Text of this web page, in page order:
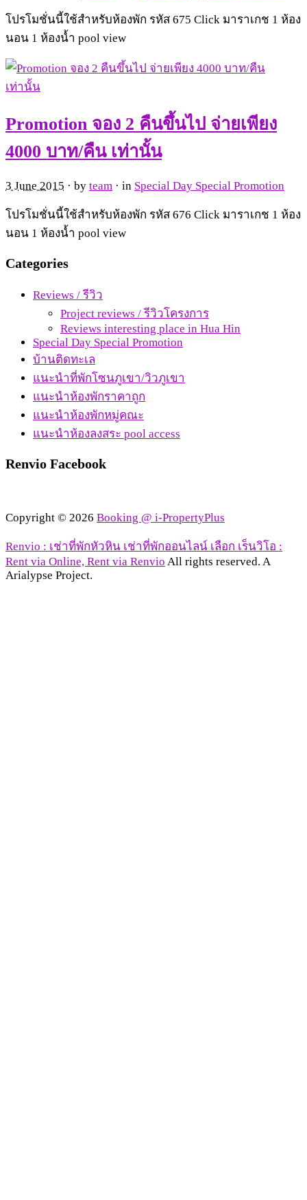
โปรโมชั่นนี้ใช้สำหรับห้องพัก รหัส 675 Click มาราเกช 1 ห้อง
นอน 1 ห้องน้ำ pool view
Promotion จอง 2 คืนขึ้นไป จ่ายเพียง
4000 บาท/คืน เท่านั้น
3 June 2015 · by team · in Special Day Special Promotion
โปรโมชั่นนี้ใช้สำหรับห้องพัก รหัส 676 Click มาราเกช 1 ห้อง
นอน 1 ห้องน้ำ pool view
Categories
Reviews / รีวิว
Project reviews / รีวิวโครงการ
Reviews interesting place in Hua Hin
Special Day Special Promotion
บ้านติดทะเล
แนะนำที่พักโซนภูเขา/วิวภูเขา
แนะนำห้องพักราคาถูก
แนะนำห้องพักหมู่คณะ
แนะนำห้องลงสระ pool access
Renvio Facebook
Copyright © 2026 Booking @ i-PropertyPlus
Renvio : เช่าที่พักหัวหิน เช่าที่พักออนไลน์ เลือก เร็นวิโอ :
Rent via Online, Rent via Renvio All rights reserved. A
Arialypse Project.